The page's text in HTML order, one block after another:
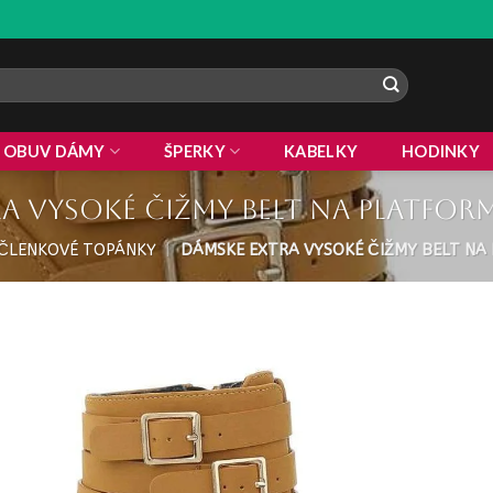
OBUV DÁMY ŠPERKY KABELKY HODINKY
vysoké čižmy Belt na
TOPÁNKY | DÁMSKE EXTRA VYSOKÉ ČIŽMY BELT